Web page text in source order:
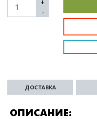
-
ОПИСАНИЕ
ДОСТАВКА